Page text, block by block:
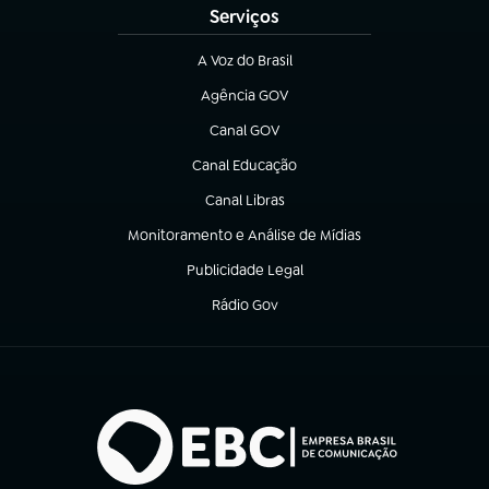
Serviços
A Voz do Brasil
(abre em nova aba)
Agência GOV
(abre em nova aba)
Canal GOV
(abre em nova aba)
Canal Educação
(abre em nova aba)
Canal Libras
(abre em nova aba)
Monitoramento e Análise de Mídias
(abre em nova aba)
Publicidade Legal
(abre em nova aba)
Rádio Gov
(abre em nova aba)